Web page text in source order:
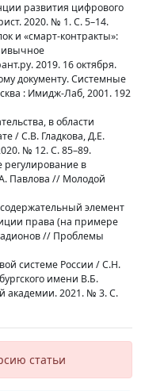
развития цифрового
2020. № 1. С. 5–14.
и «смарт-контракты»:
2019. 16 октября.
документу. Системные
: Имидж-Лаб, 2001. 192
в области
/ С.В. Гладкова, Д.Е.
№ 12. С. 85–89.
регулирование в
Павлова // Молодой
элемент
права (на примере
// Проблемы
системе России / С.Н.
имени В.Б.
академии. 2021. № 3. С.
статьи